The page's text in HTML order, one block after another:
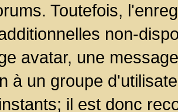
Toutefois,
non-
avatar, une
à un groupe
il est donc